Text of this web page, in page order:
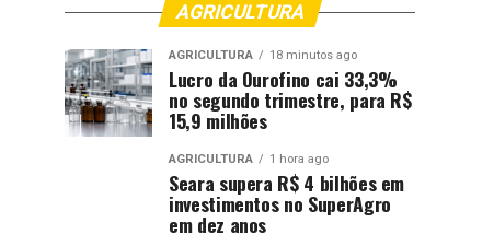
AGRICULTURA
AGRICULTURA 18 minutos ago
Lucro da Ourofino cai 33,3%
no segundo trimestre, para R$
15,9 milhões
AGRICULTURA 1 hora ago
Seara supera R$ 4 bilhões em
investimentos no SuperAgro
em dez anos